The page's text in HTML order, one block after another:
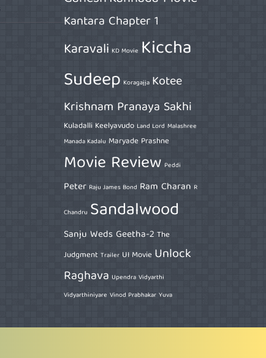
Kantara Chapter 1
Karavali KD Movie Kiccha
Sudeep Koragajja Kotee
Krishnam Pranaya Sakhi
Kuladalli Keelyavudo Land Lord Malashree
Manada Kadalu Maryade Prashne
Movie Review Peddi
Peter Raju James Bond Ram Charan R
Chandru Sandalwood
Sanju Weds Geetha-2 The
Judgment Trailer UI Movie Unlock
Raghava Upendra Vidyarthi
Vidyarthiniyare Vinod Prabhakar Yuva